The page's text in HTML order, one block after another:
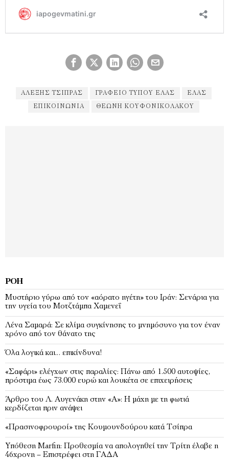
ΑΛΈΞΗΣ ΤΣΊΠΡΑΣ ΓΡΑΦΕΊΟ ΤΎΠΟΥ ΕΛΑΣ ΕΛΑΣ
ΕΠΙΚΟΙΝΩΝΊΑ ΘΕΏΝΗ ΚΟΥΦΟΝΙΚΟΛΆΚΟΥ
ΡΟΉ
Μυστήριο γύρω από τον «αόρατο ηγέτη» του Ιράν: Σενάρια για
την υγεία του Μοτζτάμπα Χαμενεΐ
Λένα Σαμαρά: Σε κλίμα συγκίνησης το μνημόσυνο για τον έναν
χρόνο από τον θάνατο της
Όλα λογικά και… επικίνδυνα!
«Σαφάρι» ελέγχων στις παραλίες: Πάνω από 1.500 αυτοψίες,
πρόστιμα έως 73.000 ευρώ και λουκέτα σε επιχειρήσεις
Άρθρο του Λ. Αυγενάκη στην «Α»: Η μάχη με τη φωτιά
κερδίζεται πριν ανάψει
«Πρασινοφρουροί» της Κουμουνδούρου κατά Τσίπρα
Υπόθεση Marfin: Προθεσμία να απολογηθεί την Τρίτη έλαβε η
46χρονη – Επιστρέφει στη ΓΑΔΑ